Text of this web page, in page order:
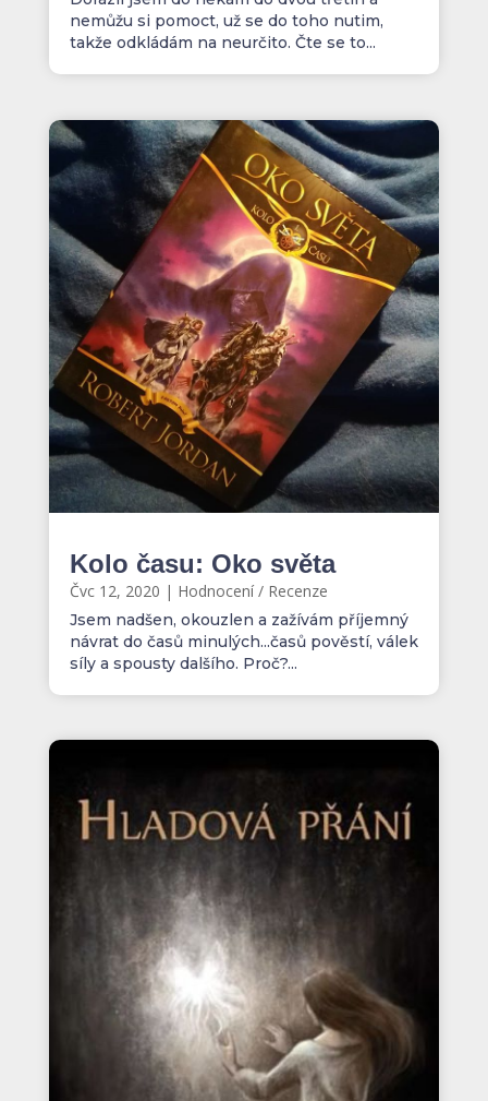
nemůžu si pomoct, už se do toho nutim,
takže odkládám na neurčito. Čte se to...
Kolo času: Oko světa
Čvc 12, 2020 | Hodnocení / Recenze
Jsem nadšen, okouzlen a zažívám příjemný
návrat do časů minulých...časů pověstí, válek
síly a spousty dalšího. Proč?...